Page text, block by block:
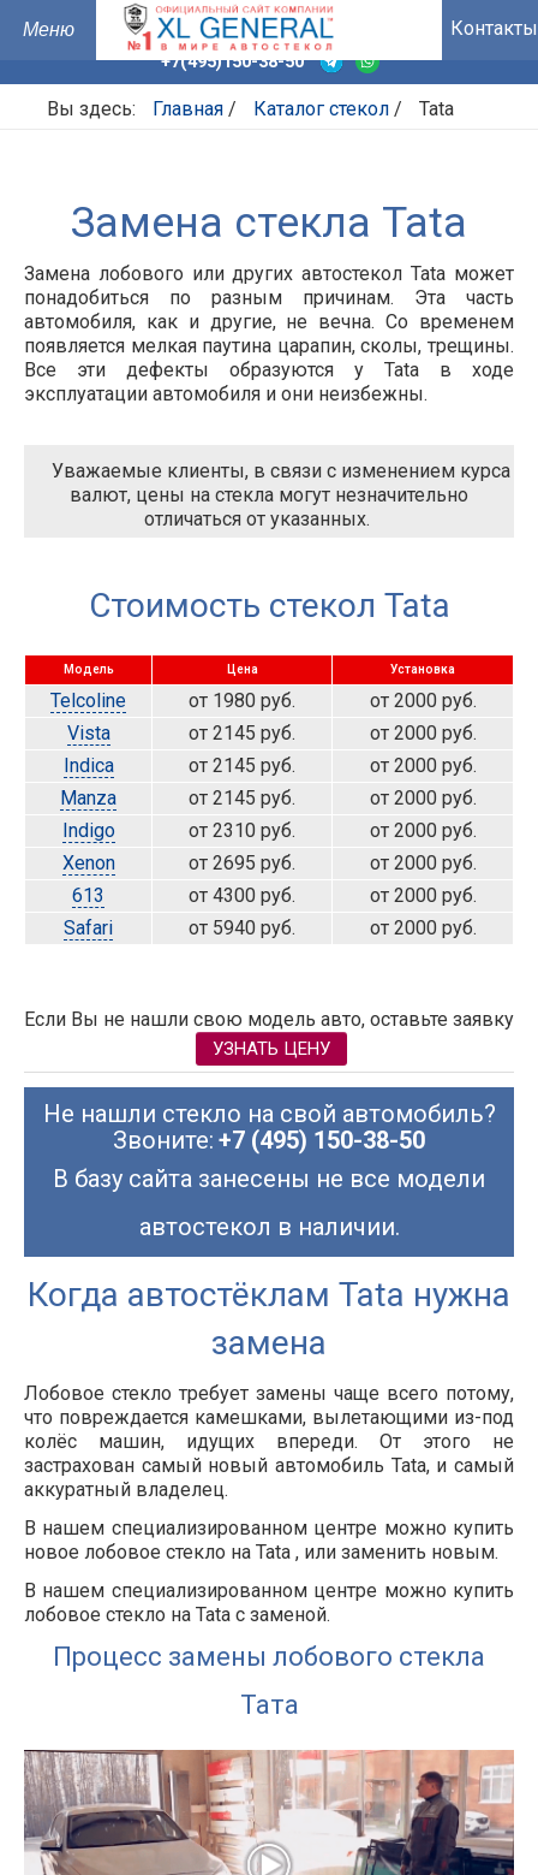
Контакты
+7(495)150-38-50
Вы здесь: Главная / Каталог стекол / Tata
Замена стекла Tata
Замена лобового или других автостекол Tata может
понадобиться по разным причинам. Эта часть
автомобиля, как и другие, не вечна. Со временем
появляется мелкая паутина царапин, сколы, трещины.
Все эти дефекты образуются у Tata в ходе
эксплуатации автомобиля и они неизбежны.
Уважаемые клиенты, в связи с изменением курса
валют, цены на стекла могут незначительно
отличаться от указанных.
Стоимость стекол Tata
Модель Цена Установка
Telcoline от 1980 руб.
от 2000 руб.
Vista
от 2145 руб.
от 2000 руб.
Indica
от 2145 руб.
от 2000 руб.
Manza
от 2145 руб.
от 2000 руб.
Indigo
от 2310 руб.
от 2000 руб.
Xenon
от 2695 руб.
от 2000 руб.
613
от 4300 руб.
от 2000 руб.
Safari
от 5940 руб. от 2000 руб.
Если Вы не нашли свою модель авто, оставьте заявку
УЗНАТЬ ЦЕНУ
Не нашли стекло на свой автомобиль?
Звоните: +7 (495) 150-38-50
В базу сайта занесены не все модели
автостекол в наличии.
Когда автостёклам Tata нужна
замена
Лобовое стекло требует замены чаще всего потому,
что повреждается камешками, вылетающими из-под
колёс машин, идущих впереди. От этого не
застрахован самый новый автомобиль Tata, и самый
аккуратный владелец.
В нашем специализированном центре можно купить
новое лобовое стекло на Tata , или заменить новым.
В нашем специализированном центре можно купить
лобовое стекло на Tata с заменой.
Процесс замены лобового стекла
Тата